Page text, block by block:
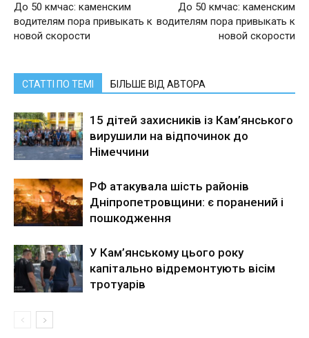
До 50 кмчас: каменским
водителям пора привыкать к
новой скорости
До 50 кмчас: каменским
водителям пора привыкать к
новой скорости
СТАТТІ ПО ТЕМІ БІЛЬШЕ ВІД АВТОРА
15 дітей захисників із Кам’янського
вирушили на відпочинок до
Німеччини
РФ атакувала шість районів
Дніпропетровщини: є поранений і
пошкодження
У Кам’янському цього року
капітально відремонтують вісім
тротуарів